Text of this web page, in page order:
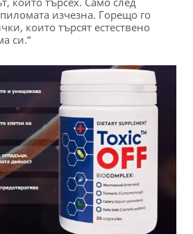
изчезна. Горещо го
които търсят естествено
си.“